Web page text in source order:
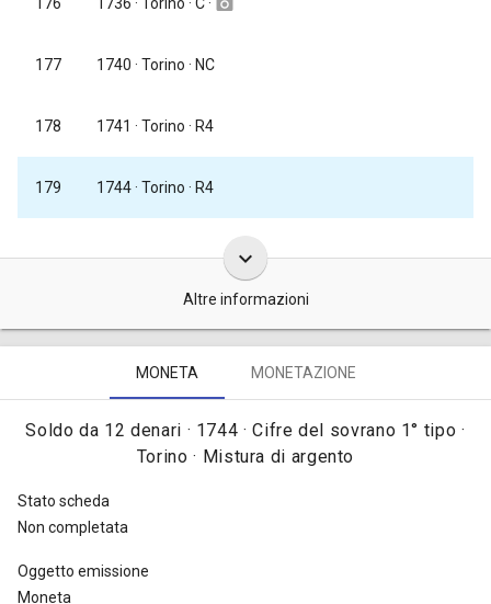
camera_alt
177 1740 · Torino · NC
178 1741 · Torino · R4
179 1744· Torino · R4
keyboard_arrow_down
Altre informazioni
Queste monete da un soldo di mistura da 12 denari furono
coniate, complessivamente, in oltre 21.000.000 di pezzi e
precisamente: 1.200.000 tra il 1732 e il 1734, 8.000.000 nel 1735,
1.600.000 nel 1740, 2.000.000 nel 1744 e 8.400.000 tra il 1746 e il
Traina 1967, tav. LXXXVII, nota dopo il n. 175
MONETA MONETAZIONE
Soldo da 12 denari · 1744 · Cifre del sovrano 1° tipo ·
Torino · Mistura di argento
Stato scheda
Non completata
Oggetto emissione
Moneta